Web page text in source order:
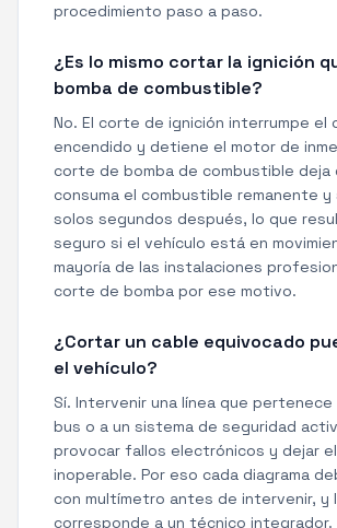
procedimiento paso a paso.
¿Es lo mismo cortar la ignición
bomba de combustible?
No. El corte de ignición interrumpe el
encendido y detiene el motor de
corte de bomba de combustible deja
consuma el combustible remanente y
solos segundos después, lo que
seguro si el vehículo está en
mayoría de las instalaciones
corte de bomba por ese motivo.
¿Cortar un cable equivocado
el vehículo?
Sí. Intervenir una línea que pertenece
bus o a un sistema de seguridad
provocar fallos electrónicos y dejar
inoperable. Por eso cada diagrama
con multímetro antes de intervenir, y
corresponde a un técnico integrador.